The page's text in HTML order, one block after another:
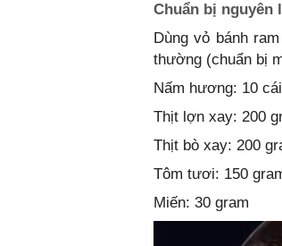
Chuẩn bị nguyên
Dùng vỏ bánh
thường (chuẩn bị
Nấm hương: 10 cái
Thịt lợn xay: 200
Thịt bò xay: 200
Tôm tươi: 150
Miến: 30 gram